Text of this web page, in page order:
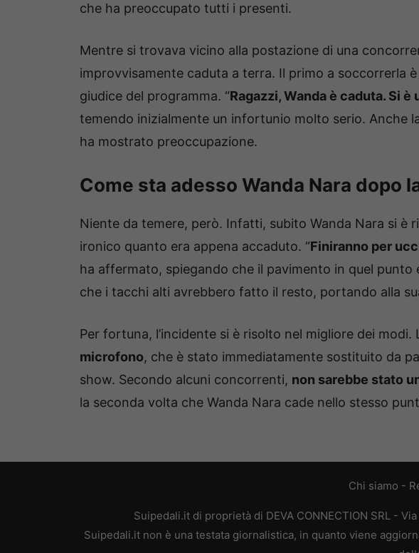
che ha preoccupato tutti i presenti.
Mentre si trovava vicino alla postazione di una
improvvisamente caduta a terra. Il primo a soccorrerla
giudice del programma. “Ragazzi, Wanda è caduta. Si è
temendo inizialmente un infortunio molto serio. Anche
ha mostrato preoccupazione.
Come sta adesso Wanda Nara dopo
Niente da temere, però. Infatti, subito Wanda Nara si è
ironico quanto era appena accaduto. “Finiranno per
ha affermato, spiegando che il pavimento in quel
che i tacchi alti avrebbero fatto il resto, portando alla
Per fortuna, l’incidente si è risolto nel migliore dei modi.
microfono, che è stato immediatamente sostituito da
show. Secondo alcuni concorrenti, non sarebbe stato
la seconda volta che Wanda Nara cade nello stesso
Chi siamo -
Suipedali.it di proprietà di DEVA CONNECTION SRL -
Suipedali.it non è una testata giornalistica, in quanto viene